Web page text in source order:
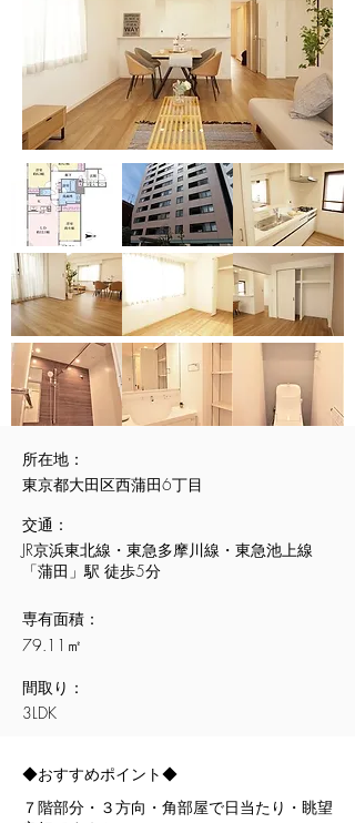
所在地：
東京都大田区西蒲田6丁目
交通：
JR京浜東北線・東急多摩川線・東急池上線
「蒲田」駅 徒歩5分
専有面積：
79.11㎡
間取り：
3LDK
​◆おすすめポイント◆
７階部分・３方向・角部屋で日当たり・眺望